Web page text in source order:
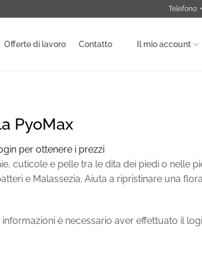
Telefono:
Offerte di lavoro Contatto Il mio account
PyoMax
per ottenere i prezzi
cuticole e pelle tra le dita dei piedi o nelle
e Malassezia. Aiuta a ripristinare una
è necessario aver effettuato il